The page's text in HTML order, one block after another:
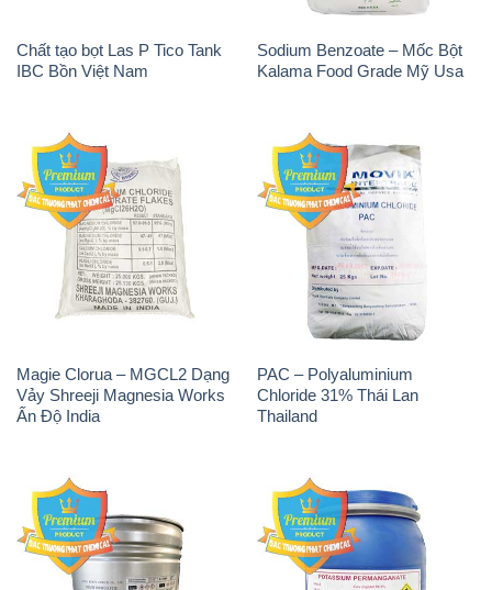
Chất tạo bọt Las P Tico Tank
IBC Bồn Việt Nam
Sodium Benzoate – Mốc Bột
Kalama Food Grade Mỹ Usa
Magie Clorua – MGCL2 Dạng
Vảy Shreeji Magnesia Works
Ấn Độ India
PAC – Polyaluminium
Chloride 31% Thái Lan
Thailand